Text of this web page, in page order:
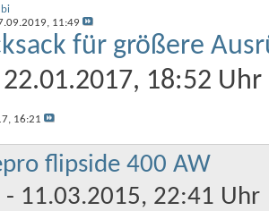
11:49
für größere
18:52 Uhr
16:21
flipside 400 AW
- 11.03.2015, 22:41 Uhr